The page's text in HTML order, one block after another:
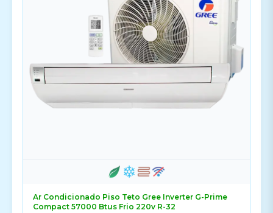
Ar Condicionado Piso Teto Gree Inverter G-Prime
Compact 57000 Btus Frio 220v R-32